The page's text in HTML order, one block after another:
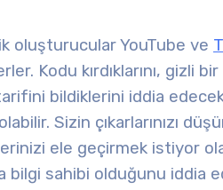
oluşturucular YouTube ve
Kodu kırdıklarını, gizli
bildiklerini iddia
Sizin çıkarlarınızı
ele geçirmek istiyor
bilgi sahibi olduğunu iddia